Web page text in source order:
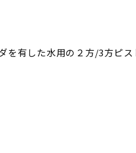
を有した水用の２方/3方ピ